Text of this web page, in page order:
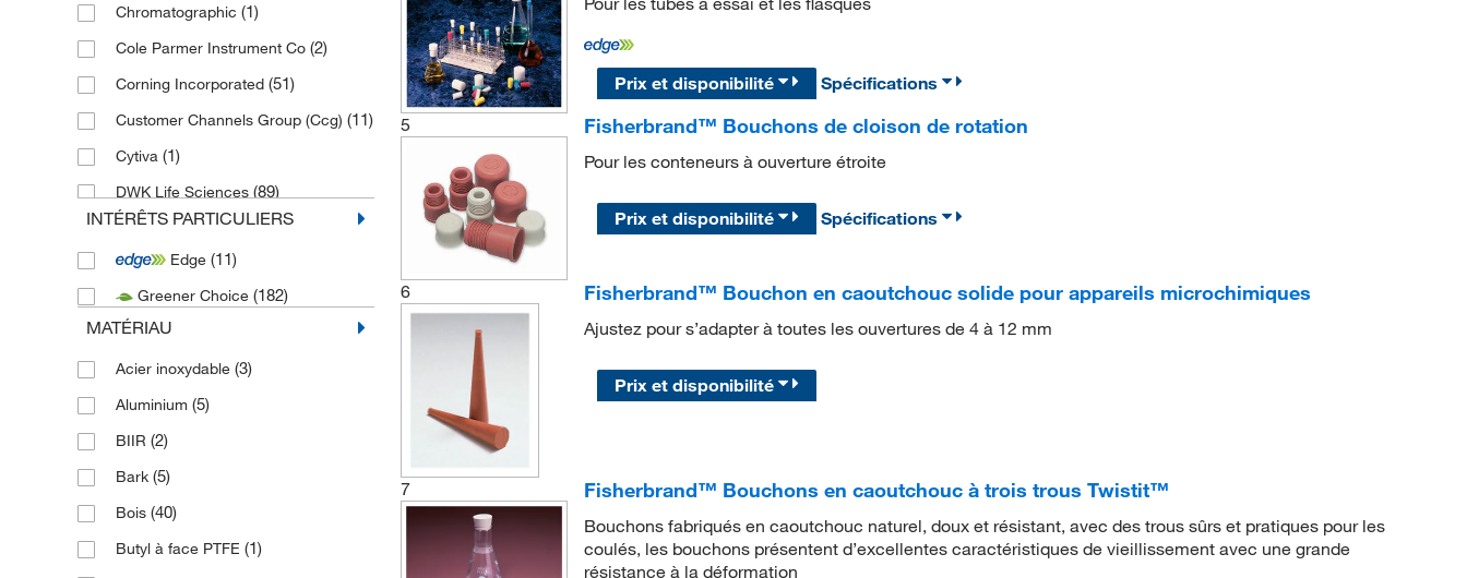
Chromatographic (1)
Cole Parmer Instrument Co (2)
Corning Incorporated (51)
Customer Channels Group (Ccg) (11)
Cytiva (1)
DWK Life Sciences (89)
DWK Life Sciences (Wheaton)
(363)
Eagle Picher (11)
Eisco Labs (165)
Fisherbrand
George Taylor Brass & Bronze
Greiner Bio-One
Humboldt Inc
IDEX Health & Science LLC
Jaece Industries Inc
Kemtech America Inc
INTÉRÊTS PARTICULIERS
Edge (11)
Greener Choice (182)
MATÉRIAU
Acier inoxydable (3)
Aluminium (5)
BIIR (2)
Bark (5)
Bois (40)
Butyl à face PTFE (1)
Prix et disponibilité
Spécifications
5
Fisherbrand™ Bouchons de cloison de rotation
Pour les conteneurs à ouverture étroite
Prix et disponibilité Spécifications
6 Fisherbrand™ Bouchon en caoutchouc solide pour appareils microchimiques
Ajustez pour s’adapter à toutes les ouvertures de 4 à 12 mm
Prix et disponibilité
7 Fisherbrand™ Bouchons en caoutchouc à trois trous Twistit™
Bouchons fabriqués en caoutchouc naturel, doux et résistant, avec des trous sûrs et pratiques pour les
coulés, les bouchons présentent d’excellentes caractéristiques de vieillissement avec une grande
résistance à la déformation